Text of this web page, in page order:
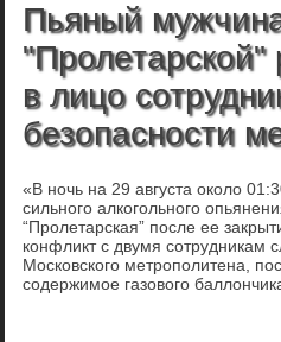
Пьяный
"Пролетарской"
в лицо
безопасности
«В ночь на 29 августа около
сильного алкогольного
“Пролетарская” после ее
конфликт с двумя сотрудникам
Московского метрополитена,
содержимое газового